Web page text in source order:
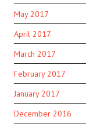
May 2017
April 2017
March 2017
February 2017
January 2017
December 2016